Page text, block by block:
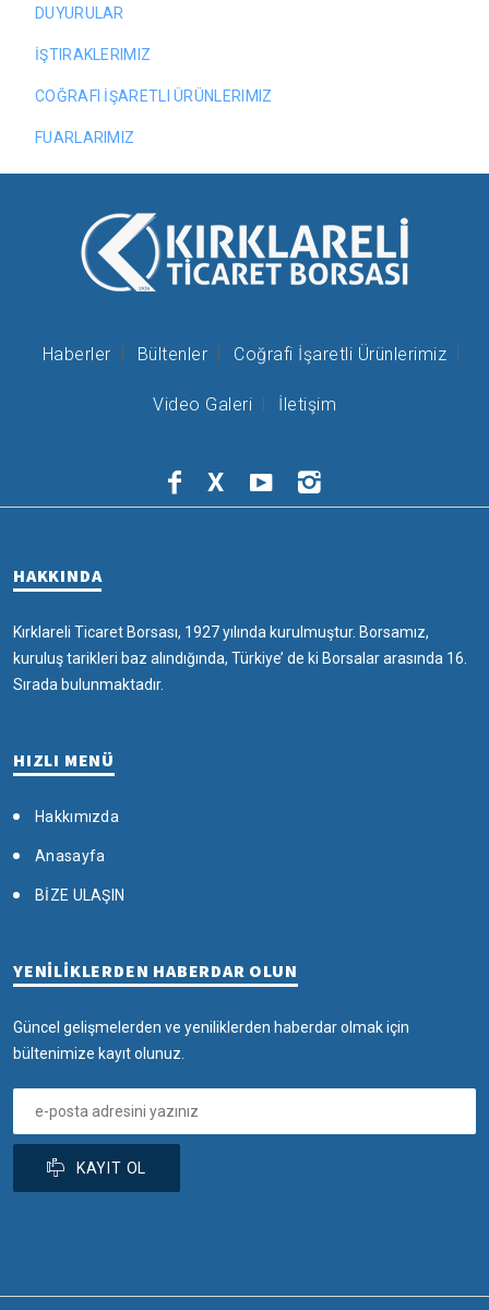
DUYURULAR
İŞTIRAKLERIMIZ
COĞRAFI İŞARETLI ÜRÜNLERIMIZ
FUARLARIMIZ
Haberler Bültenler Coğrafi İşaretli Ürünlerimiz
Video Galeri İletişim
X
HAKKINDA
Kırklareli Ticaret Borsası, 1927 yılında kurulmuştur. Borsamız,
kuruluş tarikleri baz alındığında, Türkiye’ de ki Borsalar arasında 16.
Sırada bulunmaktadır.
HIZLI MENÜ
Hakkımızda
Anasayfa
BİZE ULAŞIN
YENİLİKLERDEN HABERDAR OLUN
Güncel gelişmelerden ve yeniliklerden haberdar olmak için
bültenimize kayıt olunuz.
KAYIT OL